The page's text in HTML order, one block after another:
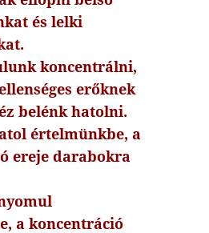
és lelki
koncentrálni,
erőknek
belénk hatolni.
értelmünkbe, a
ereje darabokra
a koncentráció